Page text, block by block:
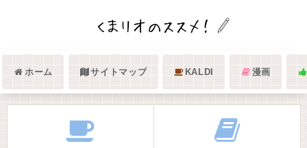
ホーム サイトマップ KALDI 漫画